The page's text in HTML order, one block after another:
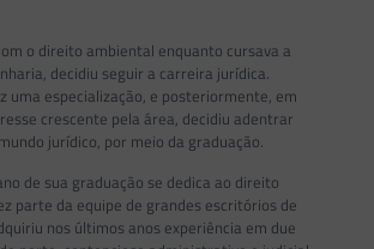
o direito ambiental enquanto cursava a
decidiu seguir a carreira jurídica.
uma especialização, e posteriormente, em
crescente pela área, decidiu adentrar
jurídico, por meio da graduação.
de sua graduação se dedica ao direito
parte da equipe de grandes escritórios de
nos últimos anos experiência em due